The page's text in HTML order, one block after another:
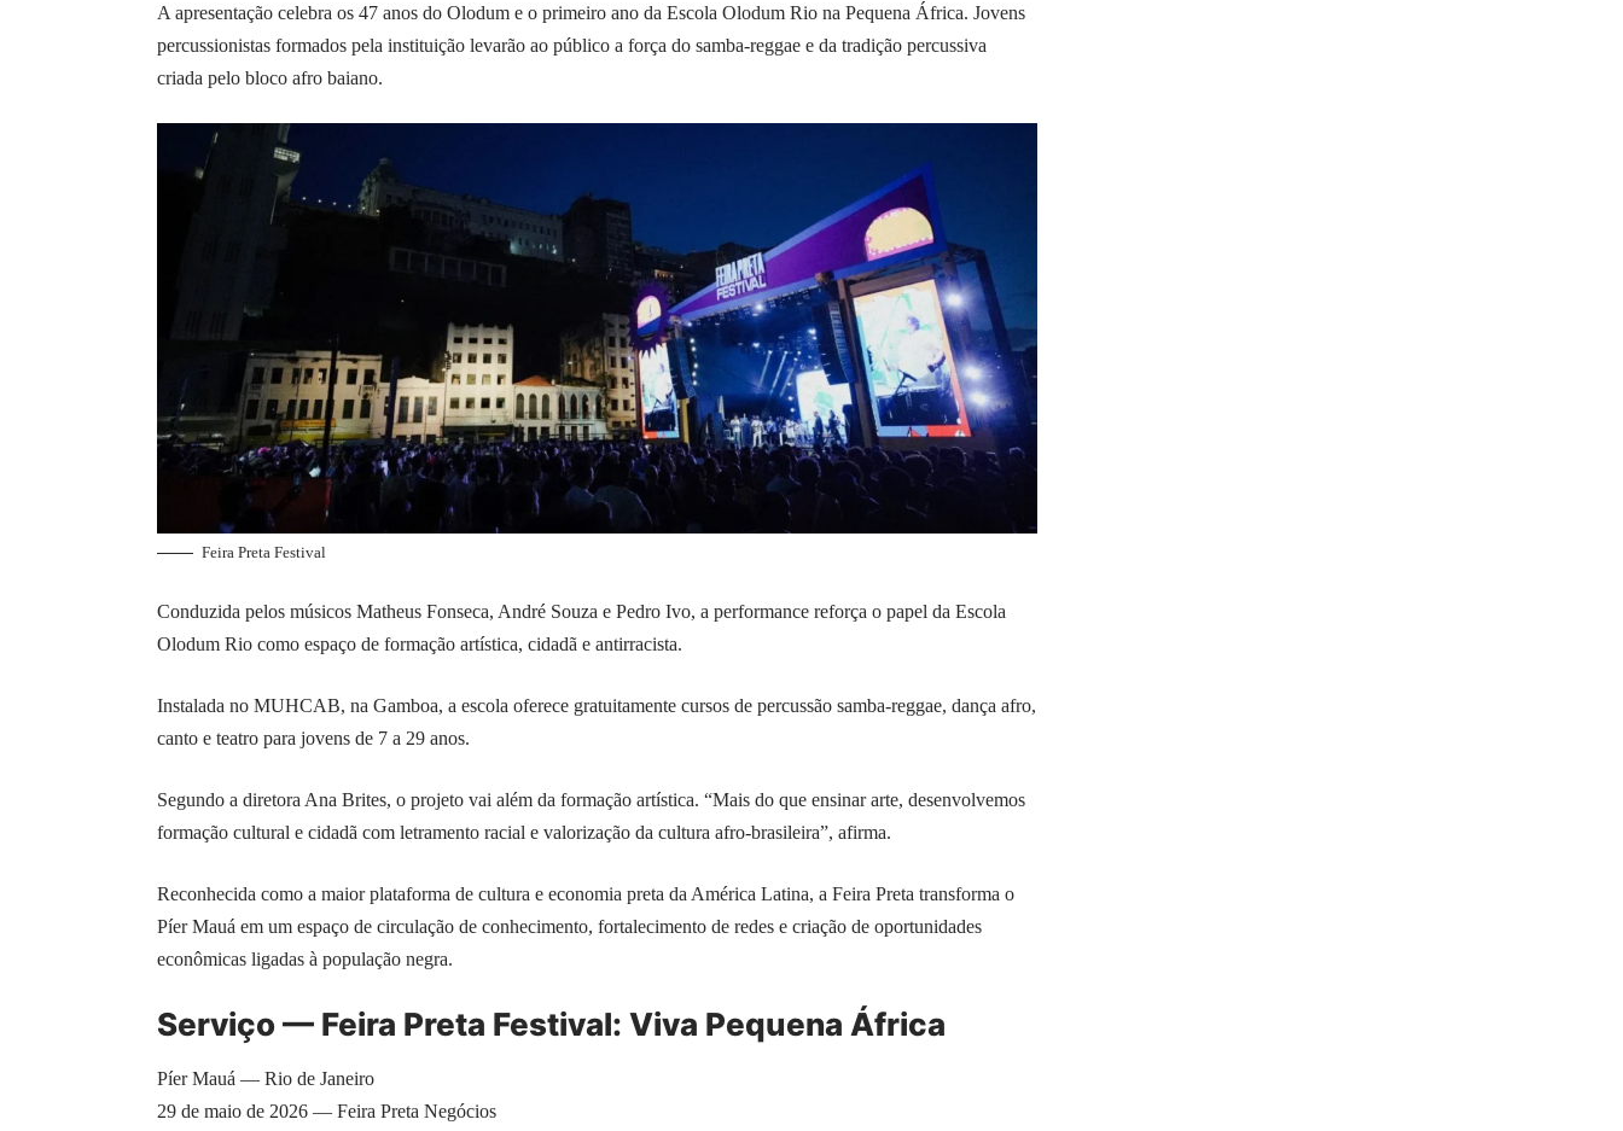
A apresentação celebra os 47 anos do Olodum e o primeiro ano da Escola Olodum Rio na Pequena África. Jovens
percussionistas formados pela instituição levarão ao público a força do samba-reggae e da tradição percussiva
criada pelo bloco afro baiano.
Feira Preta Festival
Conduzida pelos músicos Matheus Fonseca, André Souza e Pedro Ivo, a performance reforça o papel da Escola
Olodum Rio como espaço de formação artística, cidadã e antirracista.
Instalada no MUHCAB, na Gamboa, a escola oferece gratuitamente cursos de percussão samba-reggae, dança afro,
canto e teatro para jovens de 7 a 29 anos.
Segundo a diretora Ana Brites, o projeto vai além da formação artística. “Mais do que ensinar arte, desenvolvemos
formação cultural e cidadã com letramento racial e valorização da cultura afro-brasileira”, afirma.
Reconhecida como a maior plataforma de cultura e economia preta da América Latina, a Feira Preta transforma o
Píer Mauá em um espaço de circulação de conhecimento, fortalecimento de redes e criação de oportunidades
econômicas ligadas à população negra.
Serviço — Feira Preta Festival: Viva Pequena África
Píer Mauá — Rio de Janeiro
29 de maio de 2026 — Feira Preta Negócios